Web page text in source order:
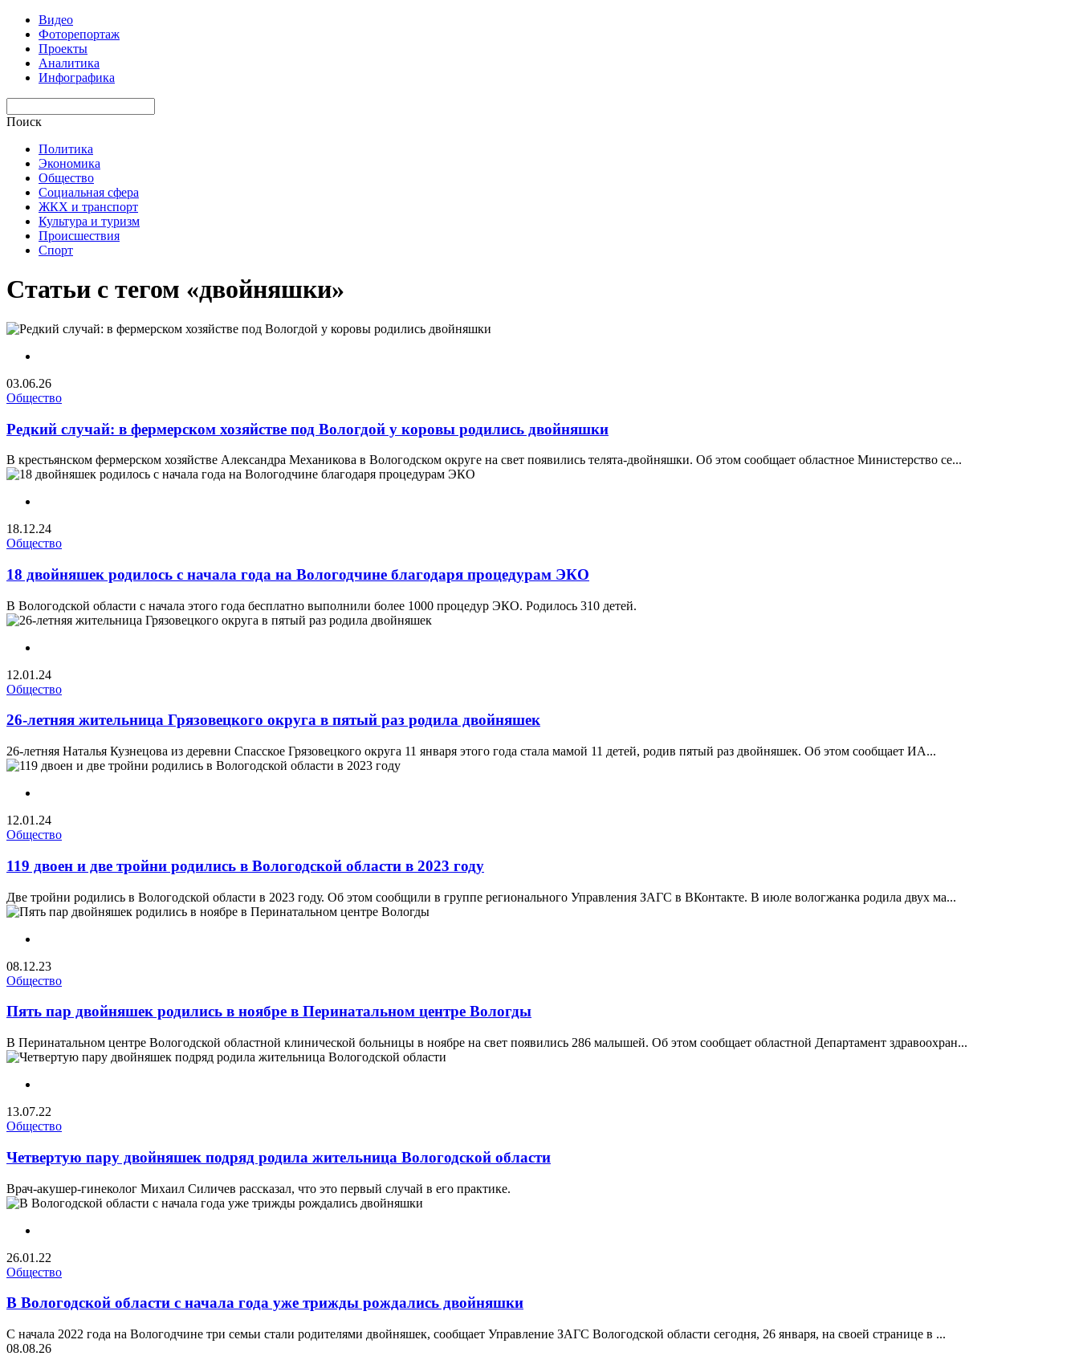
Видео
Фоторепортаж
Проекты
Аналитика
Инфографика
Поиск
Политика
Экономика
Общество
Социальная сфера
ЖКХ и транспорт
Культура и туризм
Происшествия
Спорт
Статьи с тегом «двойняшки»
03.06.26
Общество
Редкий случай: в фермерском хозяйстве под Вологдой у коровы родились двойняшки
В крестьянском фермерском хозяйстве Александра Механикова в Вологодском округе на свет появились телята-двойняшки. Об этом сообщает областное Министерство се...
18.12.24
Общество
18 двойняшек родилось с начала года на Вологодчине благодаря процедурам ЭКО
В Вологодской области с начала этого года бесплатно выполнили более 1000 процедур ЭКО. Родилось 310 детей.
12.01.24
Общество
26-летняя жительница Грязовецкого округа в пятый раз родила двойняшек
26-летняя Наталья Кузнецова из деревни Спасское Грязовецкого округа 11 января этого года стала мамой 11 детей, родив пятый раз двойняшек. Об этом сообщает ИА...
12.01.24
Общество
119 двоен и две тройни родились в Вологодской области в 2023 году
Две тройни родились в Вологодской области в 2023 году. Об этом сообщили в группе регионального Управления ЗАГС в ВКонтакте. В июле вологжанка родила двух ма...
08.12.23
Общество
Пять пар двойняшек родились в ноябре в Перинатальном центре Вологды
В Перинатальном центре Вологодской областной клинической больницы в ноябре на свет появились 286 малышей. Об этом сообщает областной Департамент здравоохран...
13.07.22
Общество
Четвертую пару двойняшек подряд родила жительница Вологодской области
Врач-акушер-гинеколог Михаил Силичев рассказал, что это первый случай в его практике.
26.01.22
Общество
В Вологодской области с начала года уже трижды рождались двойняшки
С начала 2022 года на Вологодчине три семьи стали родителями двойняшек, сообщает Управление ЗАГС Вологодской области сегодня, 26 января, на своей странице в ...
08.08.26